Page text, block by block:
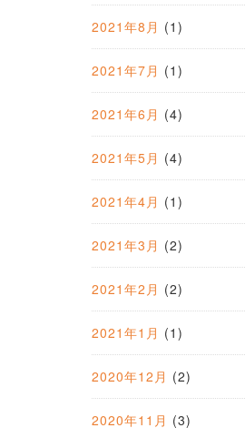
2021年8月 (1)
2021年7月 (1)
2021年6月 (4)
2021年5月 (4)
2021年4月 (1)
2021年3月 (2)
2021年2月 (2)
2021年1月 (1)
2020年12月 (2)
2020年11月 (3)